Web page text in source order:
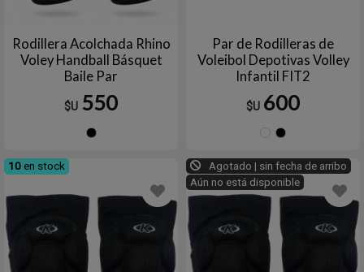
Rodillera Acolchada Rhino
Voley Handball Básquet
Baile Par
$U 550
Par de Rodilleras de
Voleibol Depotivas Volley
Infantil FIT2
$U 600
10 en stock
Agotado | sin fecha de arribo
Aún no está disponible